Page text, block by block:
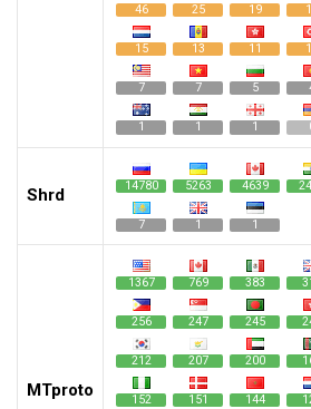
46 25 19
15 13 11
7 7 5
1 1 1
Shrd 14780 5263 4639
7 1 1
MTproto
1367 769 383
256 247 245
212 207 200
152 151 144